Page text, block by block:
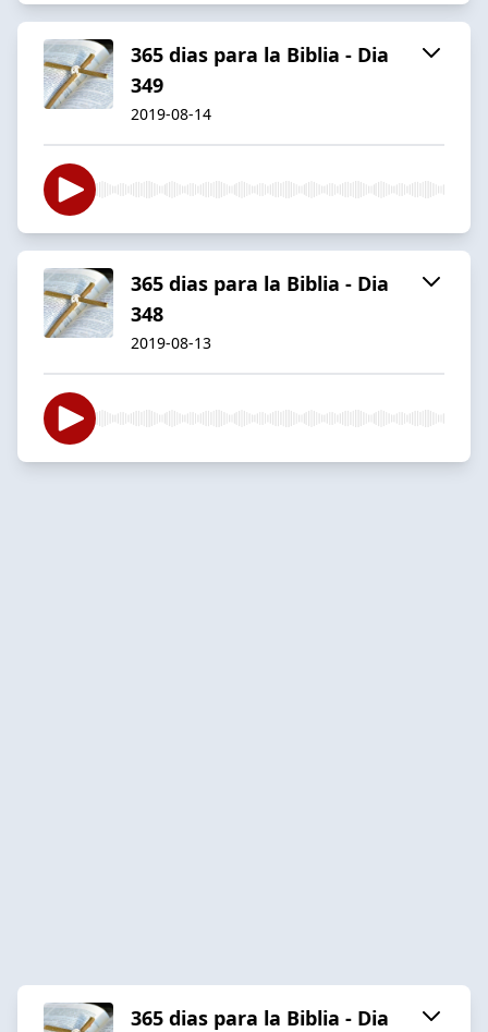
365 dias para la Biblia - Dia
349
2019-08-14
365 dias para la Biblia - Dia
348
2019-08-13
365 dias para la Biblia - Dia